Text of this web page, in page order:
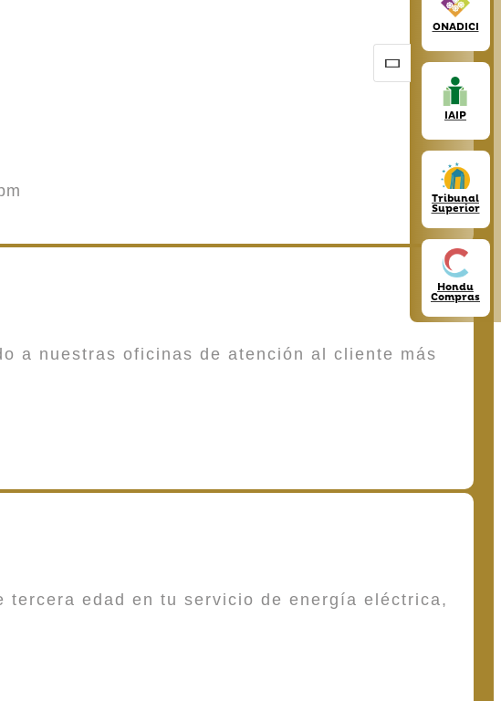
ONADICI
IAIP
Tribunal
Superior
Hondu
Compras
a nuestras oficinas de atención al cliente más
edad en tu servicio de energía eléctrica,